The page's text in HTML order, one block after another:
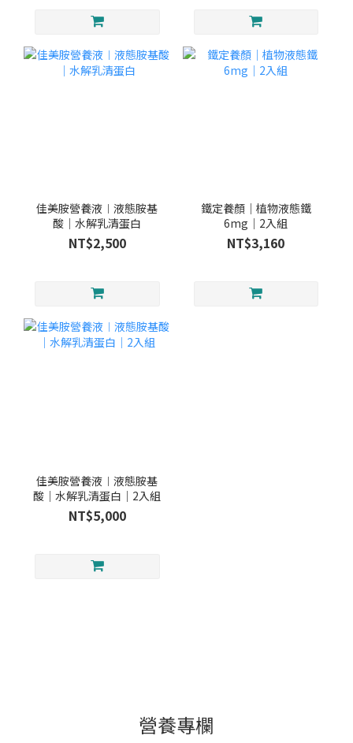
佳美胺營養液︱液態胺基
酸｜水解乳清蛋白
NT$2,500
鐵定養顏｜植物液態鐵
6mg｜2入組
NT$3,160
佳美胺營養液︱液態胺基
酸｜水解乳清蛋白｜2入組
NT$5,000
營養專欄